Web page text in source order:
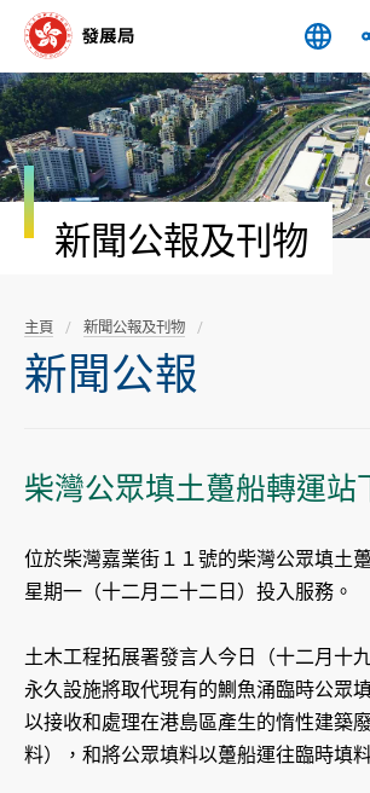
容
開
始
新聞公報及刊物
主頁 新聞公報及刊物
新聞公報
柴灣公眾填土躉船轉運站
位於柴灣嘉業街１１號的柴灣公眾填土
星期一（十二月二十二日）投入服務。
土木工程拓展署發言人今日（十二月十
永久設施將取代現有的鰂魚涌臨時公眾
以接收和處理在港島區產生的惰性建築
料），和將公眾填料以躉船運往臨時填